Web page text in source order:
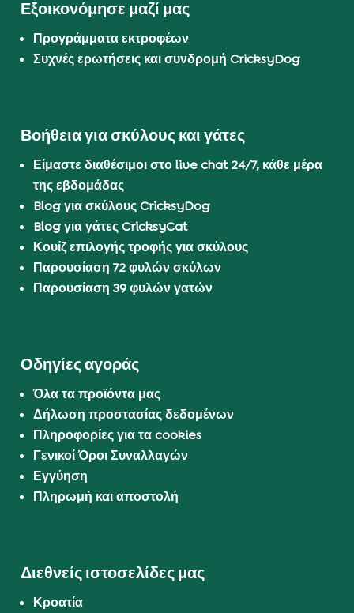
Εξοικονόμησε μαζί μας
Προγράμματα εκτροφέων
Συχνές ερωτήσεις και συνδρομή CricksyDog
Βοήθεια για σκύλους και γάτες
Είμαστε διαθέσιμοι στο live chat 24/7, κάθε μέρα
της εβδομάδας
Blog για σκύλους CricksyDog
Blog για γάτες CricksyCat
Κουίζ επιλογής τροφής για σκύλους
Παρουσίαση 72 φυλών σκύλων
Παρουσίαση 39 φυλών γατών
Οδηγίες αγοράς
Όλα τα προϊόντα μας
Δήλωση προστασίας δεδομένων
Πληροφορίες για τα cookies
Γενικοί Όροι Συναλλαγών
Εγγύηση
Πληρωμή και αποστολή
Διεθνείς ιστοσελίδες μας
Κροατία